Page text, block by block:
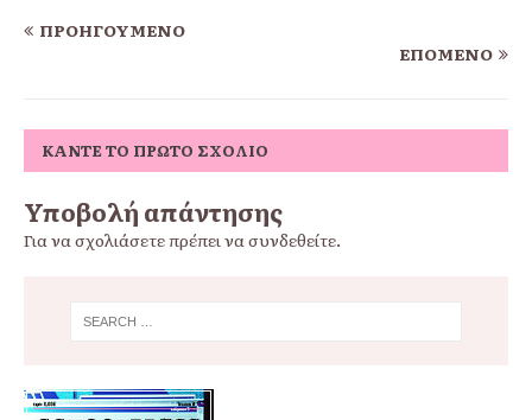
ΠΡΟΗΓΟΎΜΕΝΟ
ΕΠΌΜΕΝΟ
ΚΆΝΤΕ ΤΟ ΠΡΏΤΟ ΣΧΌΛΙΟ
Υποβολή απάντησης
Για να σχολιάσετε πρέπει νασυνδεθείτε.